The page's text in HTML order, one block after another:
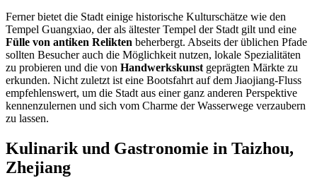
Ferner bietet die Stadt einige historische Kulturschätze wie den
Tempel Guangxiao, der als ältester Tempel der Stadt gilt und eine
Fülle von antiken Relikten beherbergt. Abseits der üblichen Pfade
sollten Besucher auch die Möglichkeit nutzen, lokale Spezialitäten
zu probieren und die von Handwerkskunst geprägten Märkte zu
erkunden. Nicht zuletzt ist eine Bootsfahrt auf dem Jiaojiang-Fluss
empfehlenswert, um die Stadt aus einer ganz anderen Perspektive
kennenzulernen und sich vom Charme der Wasserwege verzaubern
zu lassen.
Kulinarik und Gastronomie in Taizhou,
Zhejiang